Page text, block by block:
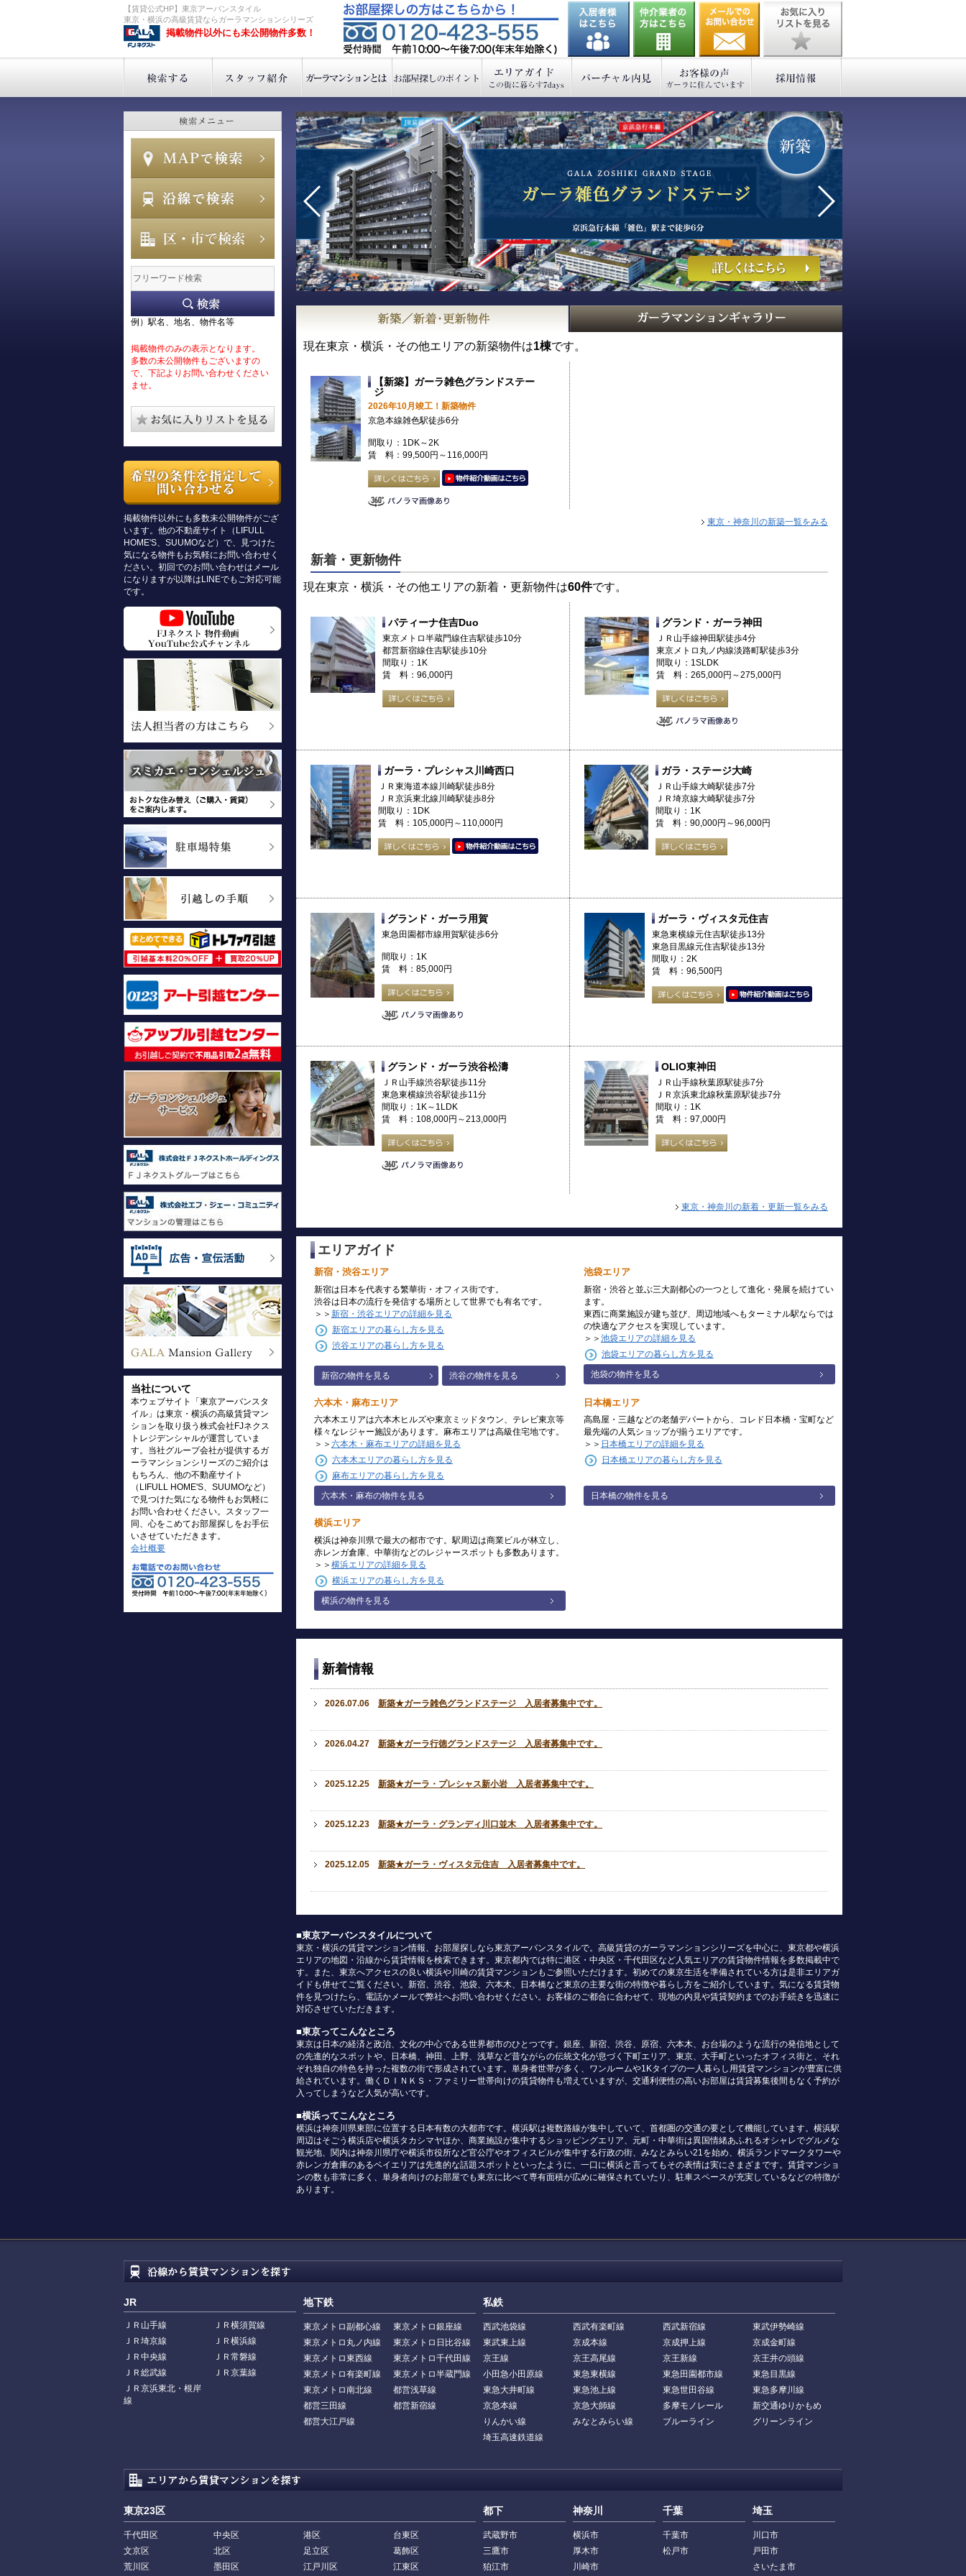
【賃貸公式HP】東京アーバンスタイル
東京・横浜の高級賃貸ならガーラマンションシリーズ
掲載物件以外にも未公開物件多数！
例）駅名、地名、物件名等
掲載物件のみの表示となります。
多数の未公開物件もございますの
で、下記よりお問い合わせください
ませ。
掲載物件以外にも多数未公開物件がござ
います。他の不動産サイト（LIFULL
HOME'S、SUUMOなど）で、見つけた
気になる物件もお気軽にお問い合わせく
ださい。初回でのお問い合わせはメール
になりますが以降はLINEでもご対応可能
です。
当社について
本ウェブサイト「東京アーバンスタ
イル」は東京・横浜の高級賃貸マン
ションを取り扱う株式会社FJネクス
トレジデンシャルが運営していま
す。当社グループ会社が提供するガ
ーラマンションシリーズのご紹介は
もちろん、他の不動産サイト
（LIFULL HOME'S、SUUMOなど）
で見つけた気になる物件もお気軽に
お問い合わせください。スタッフ一
同、心をこめてお部屋探しをお手伝
いさせていただきます。
会社概要
現在東京・横浜・その他エリアの新築物件は1棟です。
【新築】ガーラ雑色グランドステー
ジ
2026年10月竣工！新築物件
京急本線雑色駅徒歩6分
間取り：1DK～2K
賃 料：99,500円～116,000円
東京・神奈川の新築一覧をみる
新着・更新物件
現在東京・横浜・その他エリアの新着・更新物件は60件です。
パティーナ住吉Duo
東京メトロ半蔵門線住吉駅徒歩10分
都営新宿線住吉駅徒歩10分
間取り：1K
賃 料：96,000円
グランド・ガーラ神田
ＪＲ山手線神田駅徒歩4分
東京メトロ丸ノ内線淡路町駅徒歩3分
間取り：1SLDK
賃 料：265,000円～275,000円
ガーラ・プレシャス川崎西口
ＪＲ東海道本線川崎駅徒歩8分
ＪＲ京浜東北線川崎駅徒歩8分
間取り：1DK
賃 料：105,000円～110,000円
ガラ・ステージ大崎
ＪＲ山手線大崎駅徒歩7分
ＪＲ埼京線大崎駅徒歩7分
間取り：1K
賃 料：90,000円～96,000円
グランド・ガーラ用賀
東急田園都市線用賀駅徒歩6分
間取り：1K
賃 料：85,000円
ガーラ・ヴィスタ元住吉
東急東横線元住吉駅徒歩13分
東急目黒線元住吉駅徒歩13分
間取り：2K
賃 料：96,500円
グランド・ガーラ渋谷松濤
ＪＲ山手線渋谷駅徒歩11分
東急東横線渋谷駅徒歩11分
間取り：1K～1LDK
賃 料：108,000円～213,000円
OLIO東神田
ＪＲ山手線秋葉原駅徒歩7分
ＪＲ京浜東北線秋葉原駅徒歩7分
間取り：1K
賃 料：97,000円
東京・神奈川の新着・更新一覧をみる
エリアガイド
新宿・渋谷エリア
新宿は日本を代表する繁華街・オフィス街です。
渋谷は日本の流行を発信する場所として世界でも有名です。
＞＞ 新宿・渋谷エリアの詳細を見る
新宿エリアの暮らし方を見る
渋谷エリアの暮らし方を見る
新宿の物件を見る 渋谷の物件を見る
池袋エリア
新宿・渋谷と並ぶ三大副都心の一つとして進化・発展を続けてい
ます。
東西に商業施設が建ち並び、周辺地域へもターミナル駅ならでは
の快適なアクセスを実現しています。
＞＞ 池袋エリアの詳細を見る
池袋エリアの暮らし方を見る
池袋の物件を見る
六本木・麻布エリア
六本木エリアは六本木ヒルズや東京ミッドタウン、テレビ東京等
様々なレジャー施設があります。麻布エリアは高級住宅地です。
＞＞ 六本木・麻布エリアの詳細を見る
六本木エリアの暮らし方を見る
麻布エリアの暮らし方を見る
六本木・麻布の物件を見る
日本橋エリア
高島屋・三越などの老舗デパートから、コレド日本橋・宝町など
最先端の人気ショップが揃うエリアです。
＞＞ 日本橋エリアの詳細を見る
日本橋エリアの暮らし方を見る
日本橋の物件を見る
横浜エリア
横浜は神奈川県で最大の都市です。駅周辺は商業ビルが林立し、
赤レンガ倉庫、中華街などのレジャースポットも多数あります。
＞＞ 横浜エリアの詳細を見る
横浜エリアの暮らし方を見る
横浜の物件を見る
新着情報
2026.07.06 新築★ガーラ雑色グランドステージ 入居者募集中です。
2026.04.27 新築★ガーラ行徳グランドステージ 入居者募集中です。
2025.12.25 新築★ガーラ・プレシャス新小岩 入居者募集中です。
2025.12.23 新築★ガーラ・グランディ川口並木 入居者募集中です。
2025.12.05 新築★ガーラ・ヴィスタ元住吉 入居者募集中です。
■東京アーバンスタイルについて
東京・横浜の賃貸マンション情報、お部屋探しなら東京アーバンスタイルで。高級賃貸のガーラマンションシリーズを中心に、東京都や横浜
エリアの地図・沿線から賃貸情報を検索できます。東京都内では特に港区・中央区・千代田区など人気エリアの賃貸物件情報を多数掲載中で
す。また、東京へアクセスの良い横浜や川崎の賃貸マンションもご参照いただけます。初めての東京生活を準備されている方は是非エリアガ
イドも併せてご覧ください。新宿、渋谷、池袋、六本木、日本橋など東京の主要な街の特徴や暮らし方をご紹介しています。気になる賃貸物
件を見つけたら、電話かメールで弊社へお問い合わせください。お客様のご都合に合わせて、現地の内見や賃貸契約までのお手続きを迅速に
対応させていただきます。
■東京ってこんなところ
東京は日本の経済と政治、文化の中心である世界都市のひとつです。銀座、新宿、渋谷、原宿、六本木、お台場のような流行の発信地として
の先進的なスポットや、日本橋、神田、上野、浅草など昔ながらの伝統文化が息づく下町エリア、東京、大手町といったオフィス街と、それ
ぞれ独自の特色を持った複数の街で形成されています。単身者世帯が多く、ワンルームや1Kタイプの一人暮らし用賃貸マンションが豊富に供
給されています。働くＤＩＮＫＳ・ファミリー世帯向けの賃貸物件も増えていますが、交通利便性の高いお部屋は賃貸募集後間もなく予約が
入ってしまうなど人気が高いです。
■横浜ってこんなところ
横浜は神奈川県東部に位置する日本有数の大都市です。横浜駅は複数路線が集中していて、首都圏の交通の要として機能しています。横浜駅
周辺はそごう横浜店や横浜タカシマヤほか、商業施設が集中するショッピングエリア、元町・中華街は異国情緒あふれるオシャレでグルメな
観光地、関内は神奈川県庁や横浜市役所など官公庁やオフィスビルが集中する行政の街、みなとみらい21を始め、横浜ランドマークタワーや
赤レンガ倉庫のあるベイエリアは先進的な話題スポットといったように、一口に横浜と言ってもその表情は実にさまざまです。賃貸マンショ
ンの数も非常に多く、単身者向けのお部屋でも東京に比べて専有面積が広めに確保されていたり、駐車スペースが充実しているなどの特徴が
あります。
JR
ＪＲ山手線
ＪＲ横須賀線
ＪＲ埼京線
ＪＲ横浜線
ＪＲ中央線
ＪＲ常磐線
ＪＲ総武線
ＪＲ京葉線
ＪＲ京浜東北・根岸
線
地下鉄
東京メトロ副都心線
東京メトロ銀座線
東京メトロ丸ノ内線
東京メトロ日比谷線
東京メトロ東西線
東京メトロ千代田線
東京メトロ有楽町線
東京メトロ半蔵門線
東京メトロ南北線
都営浅草線
都営三田線
都営新宿線
都営大江戸線
私鉄
西武池袋線 西武有楽町線 西武新宿線
東武伊勢崎線
東武東上線
京成本線 京成押上線
京成金町線
京王線
京王高尾線 京王新線
京王井の頭線
小田急小田原線
東急東横線 東急田園都市線
東急目黒線
東急大井町線
東急池上線 東急世田谷線
東急多摩川線
京急本線
京急大師線 多摩モノレール
新交通ゆりかもめ
りんかい線
みなとみらい線 ブルーライン
グリーンライン
埼玉高速鉄道線
東京23区
千代田区 中央区 港区
台東区
文京区
北区 足立区
葛飾区
荒川区
墨田区 江戸川区 江東区
都下
武蔵野市
三鷹市
狛江市
神奈川
横浜市
厚木市
川崎市
千葉
千葉市
松戸市
埼玉
川口市
戸田市
さいたま市